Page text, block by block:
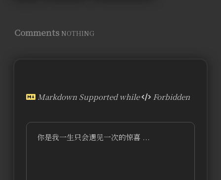
Comments NOTHING
Markdown Supported while Forbidden
你是我一生只会遇见一次的惊喜 ...